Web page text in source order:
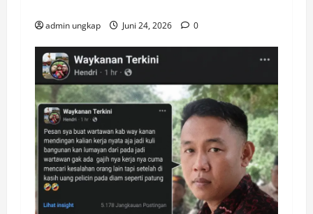
admin ungkap Juni 24, 2026 0